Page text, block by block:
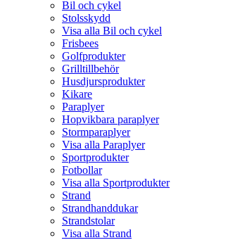
Bil och cykel
Stolsskydd
Visa alla Bil och cykel
Frisbees
Golfprodukter
Grilltillbehör
Husdjursprodukter
Kikare
Paraplyer
Hopvikbara paraplyer
Stormparaplyer
Visa alla Paraplyer
Sportprodukter
Fotbollar
Visa alla Sportprodukter
Strand
Strandhanddukar
Strandstolar
Visa alla Strand